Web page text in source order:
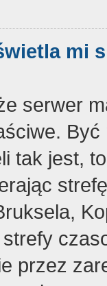
mi
serwer
tak jest,
przez